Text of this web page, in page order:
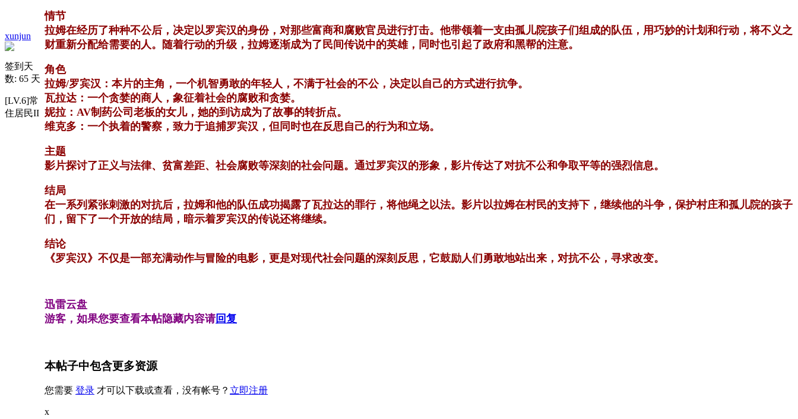
xunjun
签到天
数: 65 天
[LV.6]常
住居民II
情节
拉姆在经历了种种不公后，决定以罗宾汉的身份，对那些富商和腐败官员进行打击。他带领着一支由孤儿院孩子们组成的队伍，用巧妙的计划和行动，将不义之
财重新分配给需要的人。随着行动的升级，拉姆逐渐成为了民间传说中的英雄，同时也引起了政府和黑帮的注意。
角色
拉姆/罗宾汉：本片的主角，一个机智勇敢的年轻人，不满于社会的不公，决定以自己的方式进行抗争。
瓦拉达：一个贪婪的商人，象征着社会的腐败和贪婪。
妮拉：AV制药公司老板的女儿，她的到访成为了故事的转折点。
维克多：一个执着的警察，致力于追捕罗宾汉，但同时也在反思自己的行为和立场。
主题
影片探讨了正义与法律、贫富差距、社会腐败等深刻的社会问题。通过罗宾汉的形象，影片传达了对抗不公和争取平等的强烈信息。
结局
在一系列紧张刺激的对抗后，拉姆和他的队伍成功揭露了瓦拉达的罪行，将他绳之以法。影片以拉姆在村民的支持下，继续他的斗争，保护村庄和孤儿院的孩子
们，留下了一个开放的结局，暗示着罗宾汉的传说还将继续。
结论
《罗宾汉》不仅是一部充满动作与冒险的电影，更是对现代社会问题的深刻反思，它鼓励人们勇敢地站出来，对抗不公，寻求改变。
迅雷云盘
游客，如果您要查看本帖隐藏内容请回复
本帖子中包含更多资源
您需要 登录 才可以下载或查看，没有帐号？ 立即注册
x